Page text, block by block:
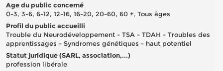
Age du public concerné
0-3, 3-6, 6-12, 12-16, 16-20, 20-60, 60 +, Tous âges
Profil du public accueilli
Trouble du Neurodéveloppement - TSA - TDAH - Troubles des
apprentissages - Syndromes génétiques - haut potentiel
Statut juridique (SARL, association,...)
profession libérale